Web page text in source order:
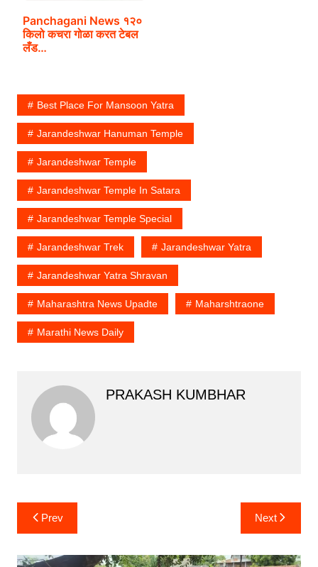
Panchagani News १२०
किलो कचरा गोळा करत टेबल
लँड…
Best Place For Mansoon Yatra
Jarandeshwar Hanuman Temple
Jarandeshwar Temple
Jarandeshwar Temple In Satara
Jarandeshwar Temple Special
Jarandeshwar Trek Jarandeshwar Yatra
Jarandeshwar Yatra Shravan
Maharashtra News Upadte Maharshtraone
Marathi News Daily
PRAKASH KUMBHAR
Post
navigation
Prev Next